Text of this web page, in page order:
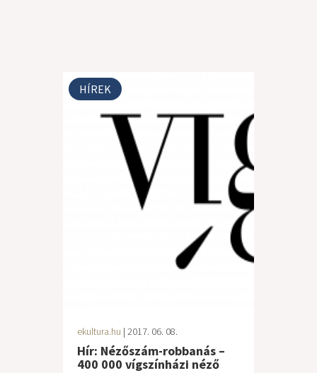
HÍREK
ekultura.hu | 2017. 06. 08.
Hír: Nézőszám-robbanás –
400 000 vígszínházi néző